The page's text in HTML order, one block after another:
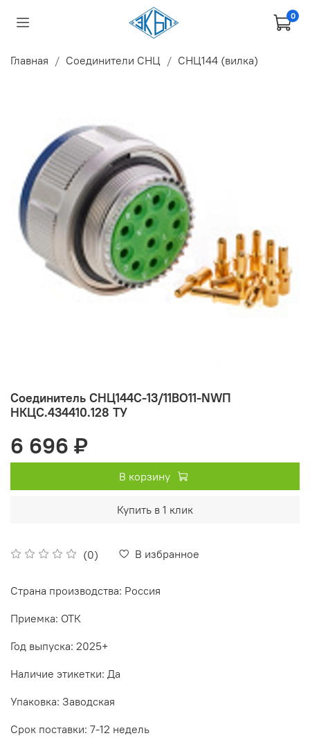
0
Главная Соединители СНЦ СНЦ144 (вилка)
Соединитель СНЦ144С-13/11ВО11-NWП
НКЦС.434410.128 ТУ
(0) В избранное
6 696 ₽
В корзину
Купить в 1 клик
Страна производства: Россия
Приемка: ОТК
Год выпуска: 2025+
Наличие этикетки: Да
Упаковка: Заводская
Срок поставки: 7-12 недель